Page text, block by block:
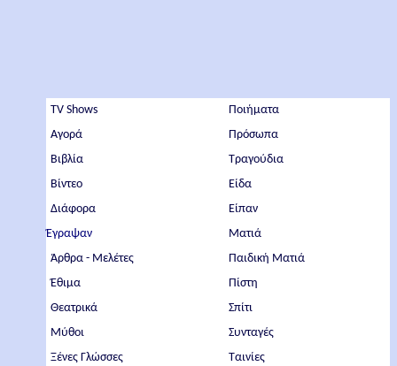
TV Shows
Αγορά
Βιβλία
Βίντεο
Διάφορα
Έγραψαν
Άρθρα - Μελέτες
Έθιμα
Θεατρικά
Μύθοι
Ξένες Γλώσσες
Ποιήματα
Πρόσωπα
Τραγούδια
Είδα
Είπαν
Ματιά
Παιδική Ματιά
Πίστη
Σπίτι
Συνταγές
Ταινίες